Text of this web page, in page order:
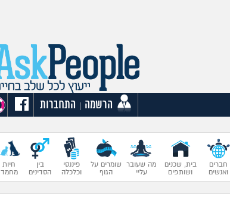
הרשמה התחברות
חברים
ואנשים
בית, שכנים
ושותפים
מה שעובר
עליי
שומרים על
הגוף
פיננסי
וכלכלה
בין
הסדינים
חיות
מחמד